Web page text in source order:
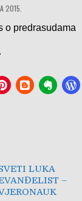
2015.
o predrasudama
LUKA
–